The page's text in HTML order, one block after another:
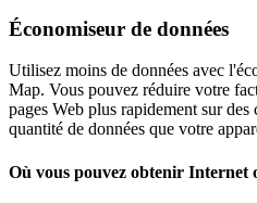
Économiseur de données
Utilisez moins de données avec
Map. Vous pouvez réduire votre
pages Web plus rapidement sur
quantité de données que votre
Où vous pouvez obtenir Internet